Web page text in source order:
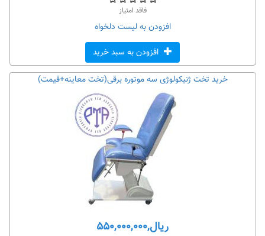
فاقد امتیاز
افزودن به لیست دلخواه
افزودن به سبد خرید
خرید تخت ژنیکولوژی سه موتوره برقی(تخت معاینه+قیمت)
ریال,۵۵۰,۰۰۰,۰۰۰